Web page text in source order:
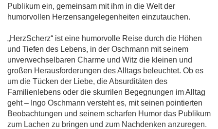
Publikum ein, gemeinsam mit ihm in die Welt der
humorvollen Herzensangelegenheiten einzutauchen.
„HerzScherz“ ist eine humorvolle Reise durch die Höhen
und Tiefen des Lebens, in der Oschmann mit seinem
unverwechselbaren Charme und Witz die kleinen und
großen Herausforderungen des Alltags beleuchtet. Ob es
um die Tücken der Liebe, die Absurditäten des
Familienlebens oder die skurrilen Begegnungen im Alltag
geht – Ingo Oschmann versteht es, mit seinen pointierten
Beobachtungen und seinem scharfen Humor das Publikum
zum Lachen zu bringen und zum Nachdenken anzuregen.